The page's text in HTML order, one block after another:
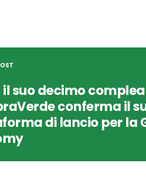
il suo decimo
conferma il
di lancio per la